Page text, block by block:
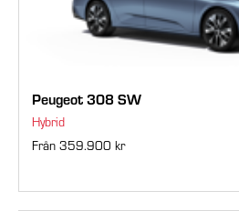
Peugeot 308 SW
Hybrid
Från 359.900 kr